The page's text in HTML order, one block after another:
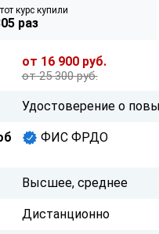
курс купили
раз
от 16 900 руб.
от 25 300 руб.
Удостоверение о
ФИС ФРДО
Высшее, среднее
Дистанционно